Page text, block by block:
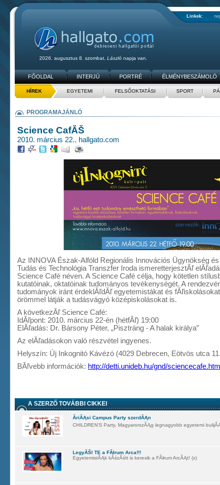
Linkek:
2026. augusztus 8. szombat, László napja van.
FŐOLDAL INTERJÚ PORTRÉ ÉLMÉNYBESZÁMOLÓ
HÍREK EGYETEMI FELSŐOKTATÁSI SPORT
PROGRAMAJÁNLÓ
Science CafĂŠ
2010. március 22., hallgato.com
Az INNOVA Észak-Alföld Regionális Innovációs Ügynökség
Tudás és Technológia Transzfer Iroda ismeretterjesztĂľ
Science Café néven. A Science Café célja, hogy kötetlen
kutatóinak, oktatóinak tudományos tevékenységét. A
tudományok iránt érdeklĂľdĂľ egyetemistákat és
örömmel látják a tudásvágyó középiskolásokat is.
A következĂľ Science Café:
IdĂľpont: 2010. március 22-én (hétfĂľ) 19:00
ElĂľadás: Dr. Bársony Péter, „Pisztráng - A halak királya”
Az elĂľadásokon való részvétel ingyenes.
Helyszín: Új Inkognitó Kávézó (4029 Debrecen, Eötvös utca
BĂľvebb információk: http://detti.unideb.hu/gnd/
A SZERZŐ TOVÁBBI CIKKEI
ĂriĂĄsi Campus Party szerdĂĄn
CHILDREN'S Party, MagyarorszĂĄg legnagyobb egyetemi
LegyĂŠl TE a FĂłrum Arca!!!
EgyetemistĂĄk kĂśzĂśtt is keresik a FĂłrum ArcĂĄt! (x)